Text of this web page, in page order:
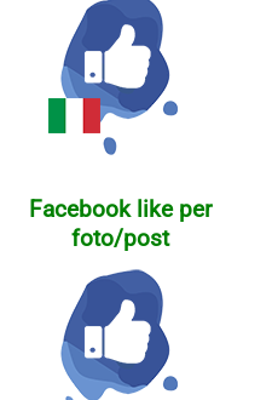
Facebook like per
foto/post